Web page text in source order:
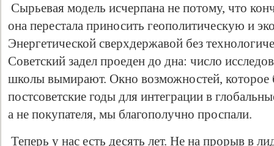
Сырьевая модель исчерпана не потому, что
она перестала приносить геополитическую и
Энергетической сверхдержавой без
Советский задел проеден до дна: число
школы вымирают. Окно возможностей, которое
постсоветские годы для интеграции в
а не покупателя, мы благополучно проспали.
Теперь у нас есть десять лет. Не на прорыв в